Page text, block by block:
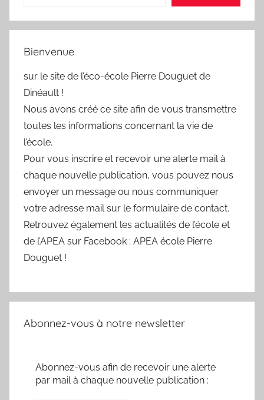
Bienvenue
sur le site de l’éco-école Pierre Douguet de
Dinéault !
Nous avons créé ce site afin de vous transmettre
toutes les informations concernant la vie de
l’école.
Pour vous inscrire et recevoir une alerte mail à
chaque nouvelle publication, vous pouvez nous
envoyer un message ou nous communiquer
votre adresse mail sur le formulaire de contact.
Retrouvez également les actualités de l’école et
de l’APEA sur Facebook : APEA école Pierre
Douguet !
Abonnez-vous à notre newsletter
Abonnez-vous afin de recevoir une alerte
par mail à chaque nouvelle publication :